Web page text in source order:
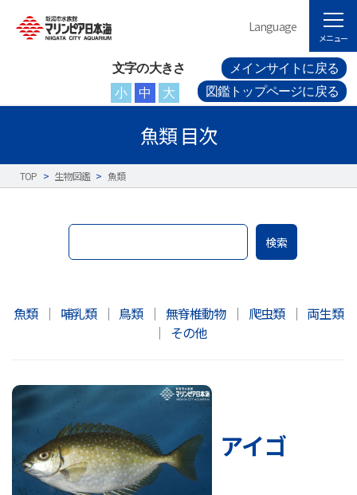
文字の大きさ
小
中 大
メインサイトに戻る
図鑑トップページに戻る
Language
メニュー
魚類 目次
TOP > 生物図鑑 > 魚類
検索
魚類 ｜ 哺乳類 ｜ 鳥類 ｜ 無脊椎動物 ｜ 爬虫類 ｜ 両生類
｜ その他
アイゴ